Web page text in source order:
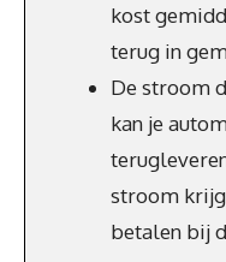
kost
terug in
De stroom
kan je
stroom
betalen bij